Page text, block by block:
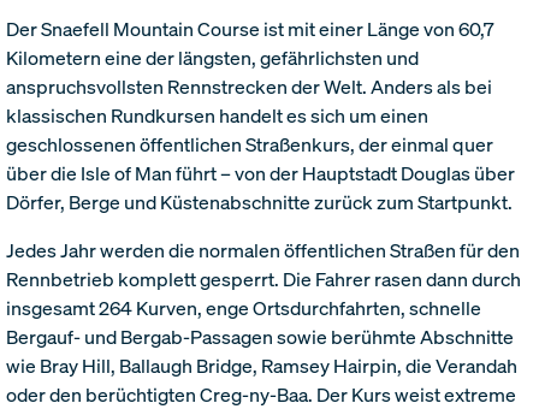
Der Snaefell Mountain Course ist mit einer Länge von 60,7
Kilometern eine der längsten, gefährlichsten und
anspruchsvollsten Rennstrecken der Welt. Anders als bei
klassischen Rundkursen handelt es sich um einen
geschlossenen öffentlichen Straßenkurs, der einmal quer
über die Isle of Man führt – von der Hauptstadt Douglas über
Dörfer, Berge und Küstenabschnitte zurück zum Startpunkt.
Jedes Jahr werden die normalen öffentlichen Straßen für den
Rennbetrieb komplett gesperrt. Die Fahrer rasen dann durch
insgesamt 264 Kurven, enge Ortsdurchfahrten, schnelle
Bergauf- und Bergab-Passagen sowie berühmte Abschnitte
wie Bray Hill, Ballaugh Bridge, Ramsey Hairpin, die Verandah
oder den berüchtigten Creg-ny-Baa. Der Kurs weist extreme